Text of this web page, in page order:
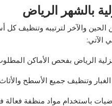
بالشهر الرياض
الحين والآخر لترتيبه وتنظيف
الآتي:
الرياض بفحص الأماكن
الغبار وتنظيف جميع الأسطح
باستخدام مواد منظفة فعالة